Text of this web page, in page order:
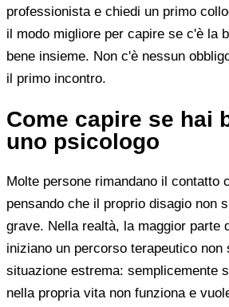
professionista e chiedi un primo
il modo migliore per capire se c'è la
bene insieme. Non c'è nessun
il primo incontro.
Come capire se hai
uno psicologo
Molte persone rimandano il contatto
pensando che il proprio disagio non
grave. Nella realtà, la maggior parte
iniziano un percorso terapeutico non
situazione estrema: semplicemente
nella propria vita non funziona e